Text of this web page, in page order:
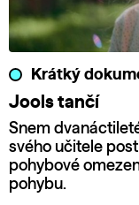
Krátký
Jools tančí
Snem
svého učitele
pohybové
pohybu.